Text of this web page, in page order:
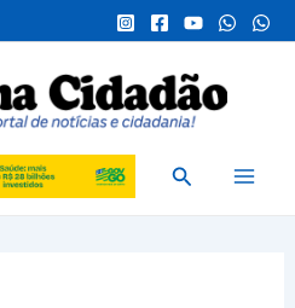
Pesquisar